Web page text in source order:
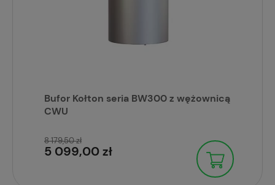
Bufor Kołton seria BW300 z wężownicą
CWU
5 099,00 zł
8 179,50 zł